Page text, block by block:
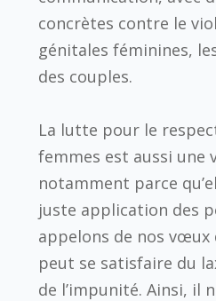
concrètes contre le
génitales féminines,
des couples.
La lutte pour le
femmes est aussi une
notamment parce
juste application des
appelons de nos vœux
peut se satisfaire du
de l’impunité. Ainsi, il